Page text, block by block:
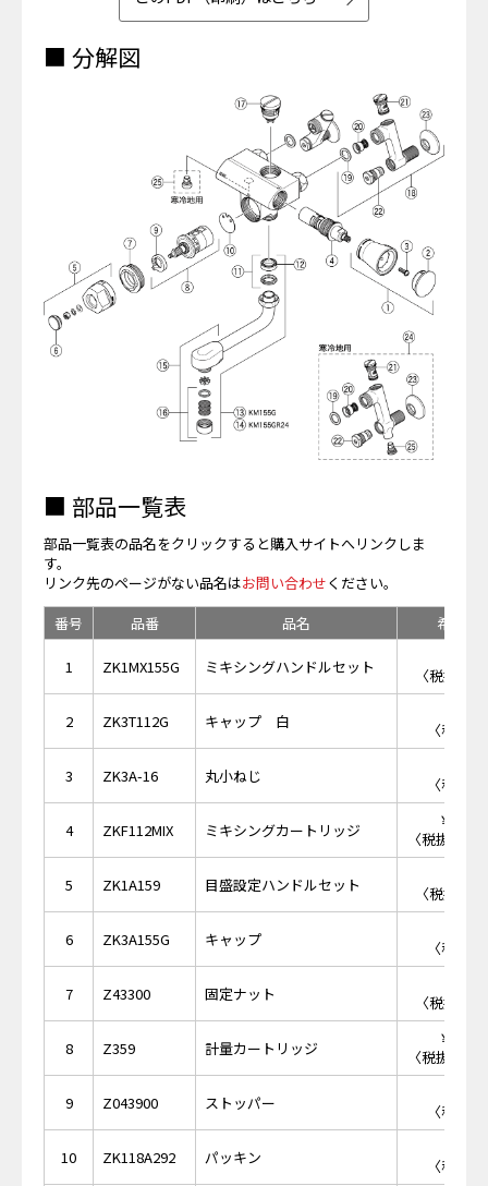
■ 分解図
■ 部品一覧表
部品一覧表の品名をクリックすると購入サイトへリンクしま
す。
リンク先のページがない品名はお問い合わせください。
番号
品番 品名 希望小
1 ZK1MX155G ミキシングハンドルセット
〈税抜価
2 ZK3T112G キャップ 白
〈税抜
3 ZK3A-16 丸小ねじ
〈税抜
4 ZKF112MIX ミキシングカートリッジ
￥
〈税抜価格
5 ZK1A159 目盛設定ハンドルセット
〈税抜価
6 ZK3A155G キャップ
〈税抜
7 Z43300 固定ナット
〈税抜価
8 Z359 計量カートリッジ
￥
〈税抜価格
9 Z043900 ストッパー
〈税抜
10 ZK118A292 パッキン
〈税抜